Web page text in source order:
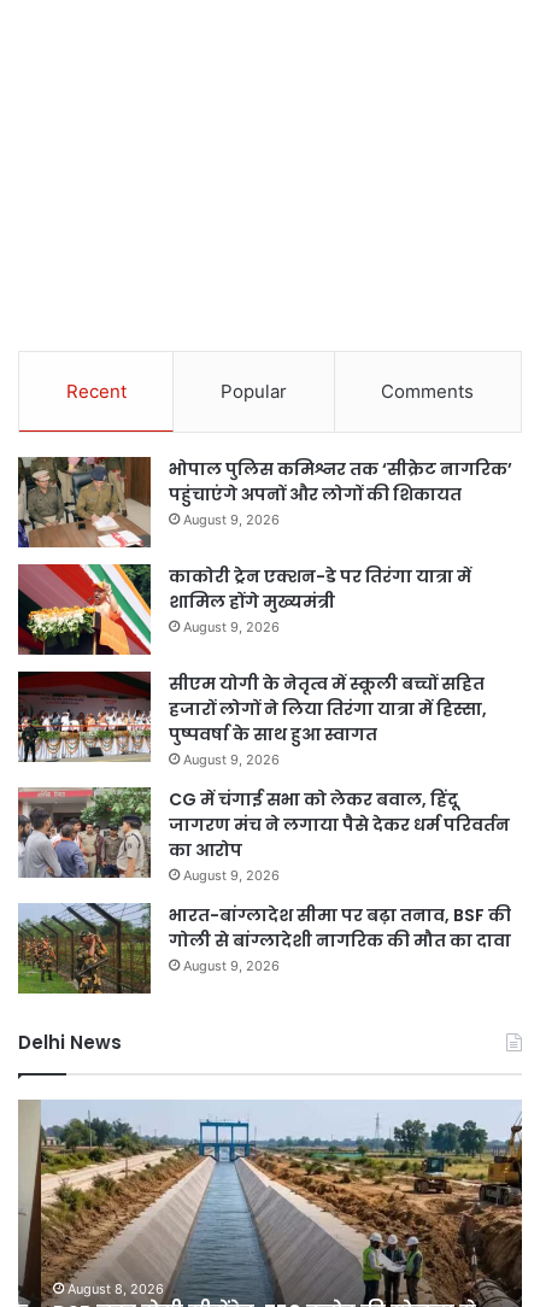
Recent Popular Comments
भोपाल पुलिस कमिश्नर तक ‘सीक्रेट नागरिक’
पहुंचाएंगे अपनों और लोगों की शिकायत
August 9, 2026
काकोरी ट्रेन एक्शन-डे पर तिरंगा यात्रा में
शामिल होंगे मुख्यमंत्री
August 9, 2026
सीएम योगी के नेतृत्व में स्कूली बच्चों सहित
हजारों लोगों ने लिया तिरंगा यात्रा में हिस्सा,
पुष्पवर्षा के साथ हुआ स्वागत
August 9, 2026
CG में चंगाई सभा को लेकर बवाल, हिंदू
जागरण मंच ने लगाया पैसे देकर धर्म परिवर्तन
का आरोप
August 9, 2026
भारत-बांग्लादेश सीमा पर बढ़ा तनाव, BSF की
गोली से बांग्लादेशी नागरिक की मौत का दावा
August 9, 2026
Delhi News
नहर
होगी
सीमेंटेड,
750
करोड़
की
योजनाAugust 8, 2026
में
ने
15
का